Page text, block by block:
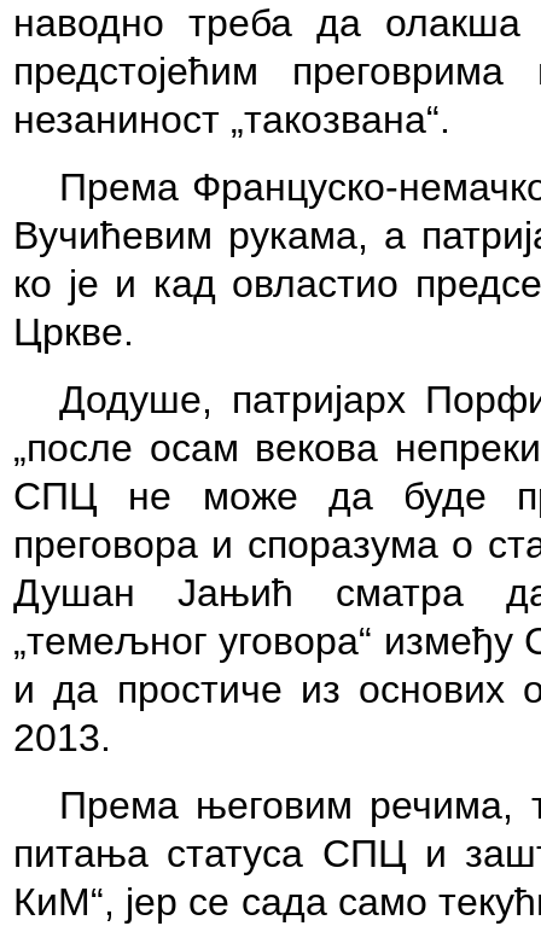
наводно треба да
предстојећим
незаниност „такозвана“.
Према Француско-
Вучићевим рукама, а
ко је и кад овластио
Цркве.
Додуше, патријарх Пор
„после осам векова
СПЦ не може да буде
преговора и споразума о
Душан Јањић сматра
„темељног уговора“
и да простиче из основих
2013.
Према његовим речима,
питања статуса СПЦ и
КиМ“, јер се сада само